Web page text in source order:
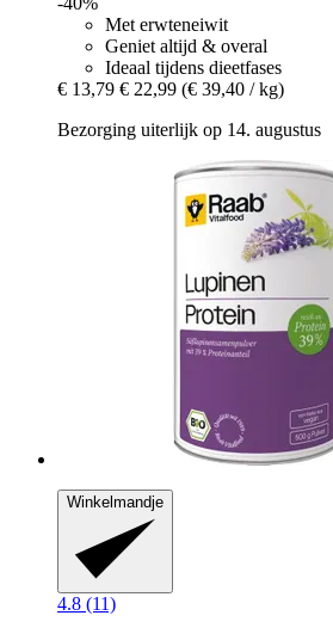
Met erwteneiwit
Geniet altijd & overal
Ideaal tijdens dieetfases
€ 13,79 € 22,99 (€ 39,40 / kg)
Bezorging uiterlijk op 14. augustus
Winkelmandje
4.8 (11)